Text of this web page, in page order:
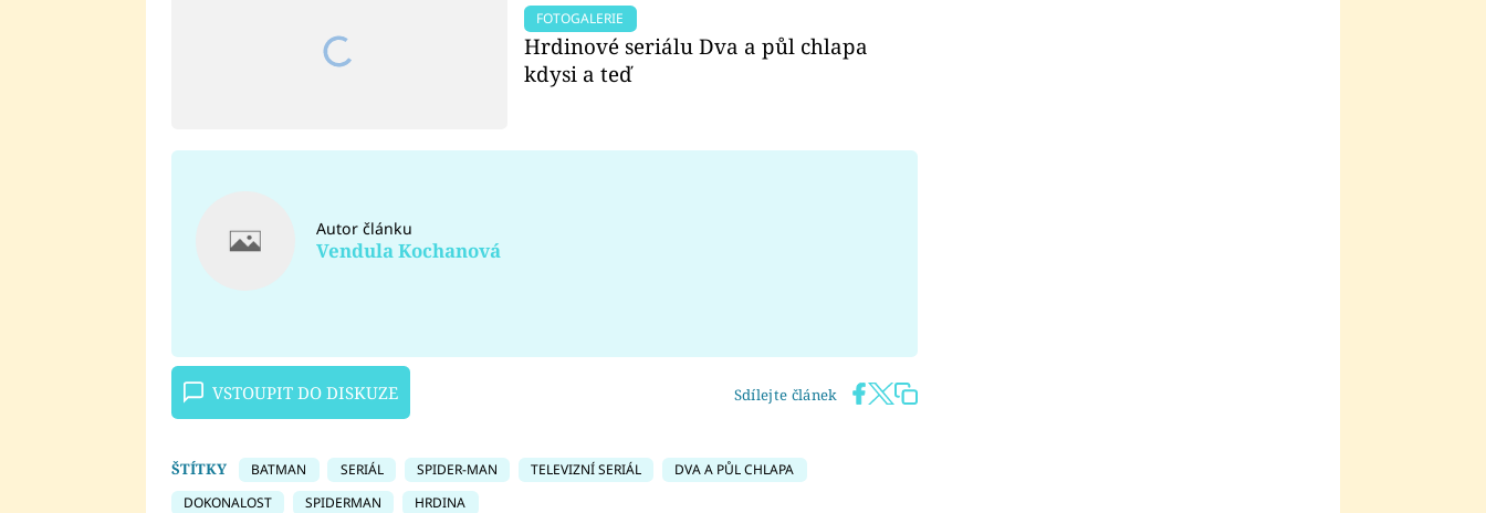
FOTOGALERIE
Hrdinové seriálu Dva a půl chlapa
kdysi a teď
Autor článku
Vendula Kochanová
VSTOUPIT DO DISKUZE Sdílejte článek
ŠTÍTKY BATMAN SERIÁL SPIDER-MAN TELEVIZNÍ SERIÁL
DVA A PŮL CHLAPA
DOKONALOST
SPIDERMAN HRDINA